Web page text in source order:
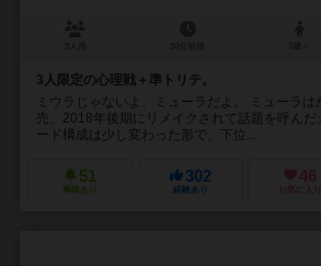
3人限定の心理戦＋準トリテ。
ミウラじゃないよ、ミューラだよ。 ミューラ
売、2018年後期にリメイクされて話題を呼ん
ード構成は少し変わった形で、下位...
51
興味あり
302
経験あり
46
お気に入り